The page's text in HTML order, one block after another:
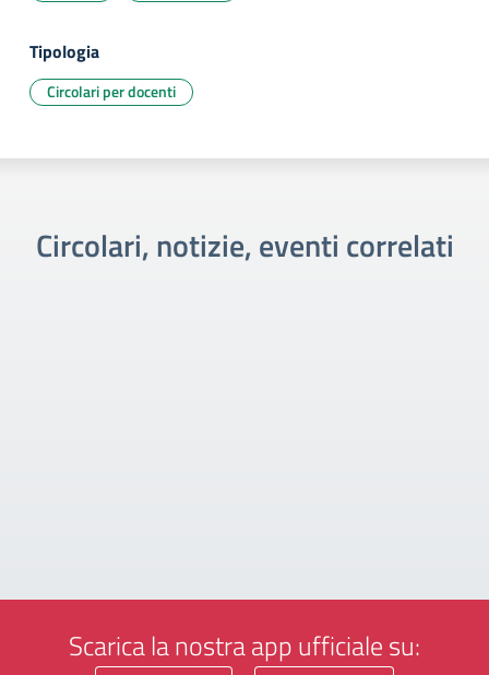
Tipologia
Circolari per docenti
Circolari, notizie, eventi correlati
Scarica la nostra app ufficiale su: